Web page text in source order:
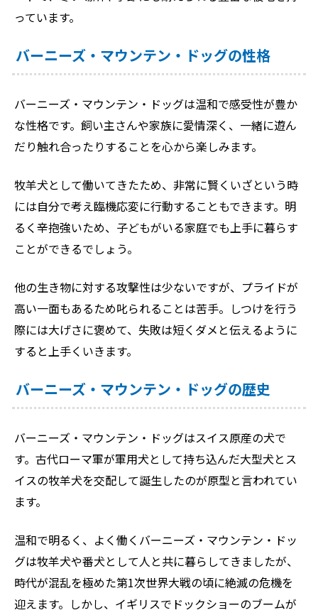
っています。
バーニーズ・マウンテン・ドッグの性格
バーニーズ・マウンテン・ドッグは温和で感受性が豊か
な性格です。飼い主さんや家族に愛情深く、一緒に遊ん
だり触れ合ったりすることを心から楽しみます。
牧羊犬として働いてきたため、非常に賢くいざという時
には自分で考え臨機応変に行動することもできます。明
るく辛抱強いため、子どもがいる家庭でも上手に暮らす
ことができるでしょう。
他の生き物に対する攻撃性は少ないですが、プライドが
高い一面もあるため叱られることは苦手。しつけを行う
際には大げさに褒めて、失敗は短くダメと伝えるように
すると上手くいきます。
バーニーズ・マウンテン・ドッグの歴史
バーニーズ・マウンテン・ドッグはスイス原産の犬で
す。古代ローマ軍が軍用犬として持ち込んだ大型犬とス
イスの牧羊犬を交配して誕生したのが原型と言われてい
ます。
温和で明るく、よく働くバーニーズ・マウンテン・ドッ
グは牧羊犬や番犬として人と共に暮らしてきましたが、
時代が混乱を極めた第1次世界大戦の頃に絶滅の危機を
迎えます。しかし、イギリスでドックショーのブームが